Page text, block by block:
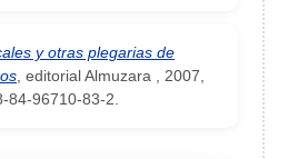
y otras plegarias de
editorial Almuzara 2007
84-96710-83-2